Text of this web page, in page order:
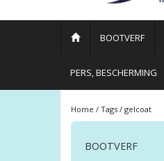
BOOTVERF
PERS, BESCHERMING
Home / Tags / gelcoat
BOOTVERF